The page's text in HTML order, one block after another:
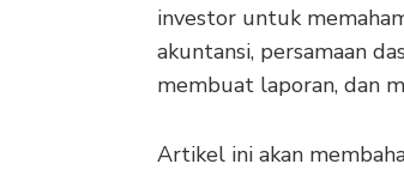
investor untuk
akuntansi, persamaan
membuat laporan, dan
Artikel ini akan